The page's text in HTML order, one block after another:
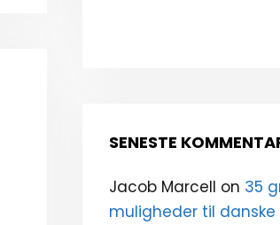
SENESTE
Jacob Marcell on 35
muligheder til